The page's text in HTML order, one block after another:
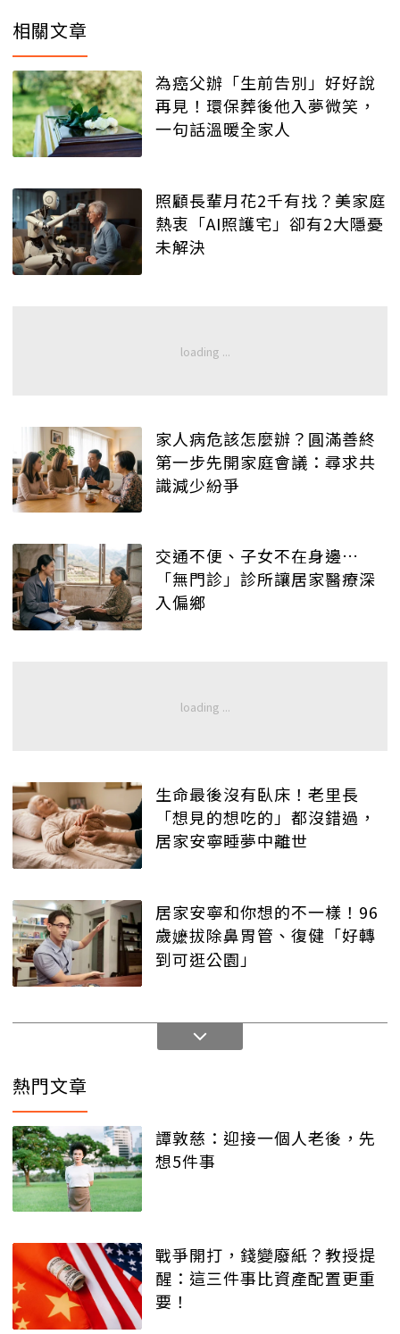
相關文章
為癌父辦「生前告別」好好說
再見！環保葬後他入夢微笑，
一句話溫暖全家人
照顧長輩月花2千有找？美家庭
熱衷「AI照護宅」卻有2大隱憂
未解決
家人病危該怎麼辦？圓滿善終
第一步先開家庭會議：尋求共
識減少紛爭
交通不便、子女不在身邊…
「無門診」診所讓居家醫療深
入偏鄉
生命最後沒有臥床！老里長
「想見的想吃的」都沒錯過，
居家安寧睡夢中離世
居家安寧和你想的不一樣！96
歲嬷拔除鼻胃管、復健「好轉
到可逛公園」
熱門文章
譚敦慈：迎接一個人老後，先
想5件事
戰爭開打，錢變廢紙？教授提
醒：這三件事比資產配置更重
要！